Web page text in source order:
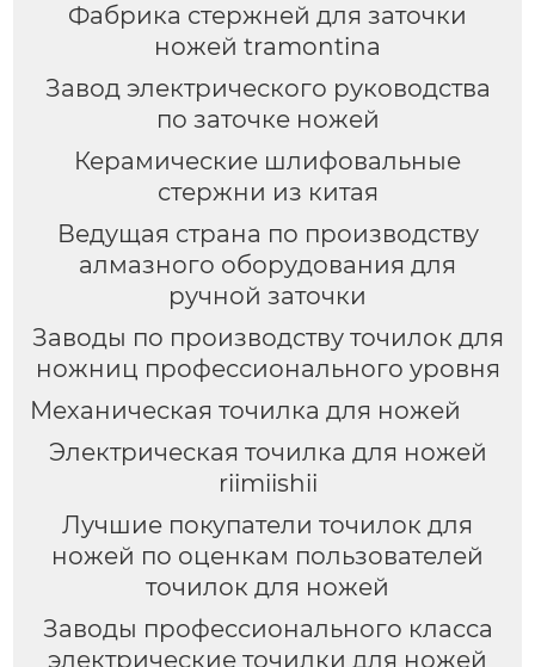
Фабрика стержней для заточки
ножей tramontina
Завод электрического руководства
по заточке ножей
Керамические шлифовальные
стержни из китая
Ведущая страна по производству
алмазного оборудования для
ручной заточки
Заводы по производству точилок для
ножниц профессионального уровня
Механическая точилка для ножей
Электрическая точилка для ножей
riimiishii
Лучшие покупатели точилок для
ножей по оценкам пользователей
точилок для ножей
Заводы профессионального класса
электрические точилки для ножей